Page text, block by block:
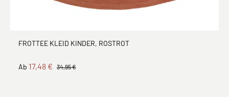
FROTTEE KLEID KINDER, ROSTROT
Ab 17,48 € 34,95 €